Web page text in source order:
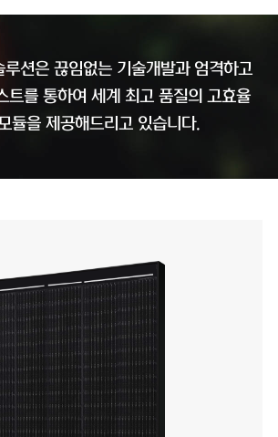
루션은 끊임없는 기술개발과 엄격하고
트를 통하여 세계 최고 품질의 고효율
듈을 제공해드리고 있습니다.